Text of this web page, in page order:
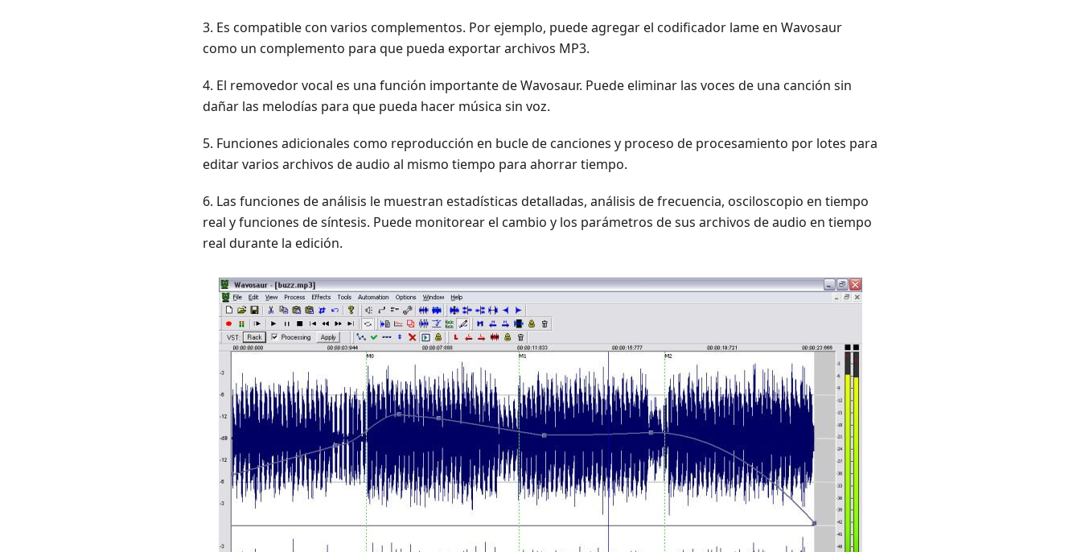
frecuentes
sobre
3. Es compatible con varios complementos. Por ejemplo, puede agregar el codificador lame en Wavosaur
como un complemento para que pueda exportar archivos MP3.
4. El removedor vocal es una función importante de Wavosaur. Puede eliminar las voces de una canción sin
dañar las melodías para que pueda hacer música sin voz.
5. Funciones adicionales como reproducción en bucle de canciones y proceso de procesamiento por lotes para
editar varios archivos de audio al mismo tiempo para ahorrar tiempo.
6. Las funciones de análisis le muestran estadísticas detalladas, análisis de frecuencia, osciloscopio en tiempo
real y funciones de síntesis. Puede monitorear el cambio y los parámetros de sus archivos de audio en tiempo
real durante la edición.